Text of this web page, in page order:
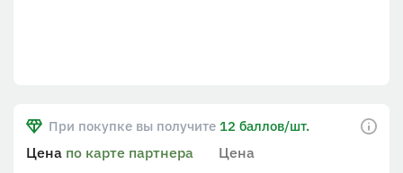
При покупке вы получите 12 баллов/шт.
Цена
Цена по карте партнера